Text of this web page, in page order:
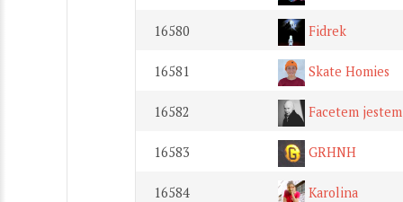
16580 Fidrek
16581 Skate Homies
16582 Facetem
16583 GRHNH
16584 Karolina